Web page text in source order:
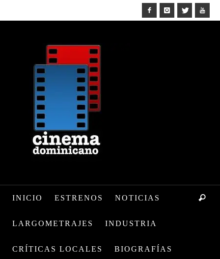
INICIO ESTRENOS NOTICIAS
LARGOMETRAJES INDUSTRIA
CRÍTICAS LOCALES BIOGRAFÍAS